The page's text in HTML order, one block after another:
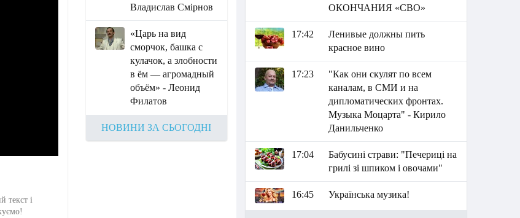
текст і
Владислав Смірнов
«Царь на вид
сморчок, башка с
кулачок, а злобности
в ём — агромадный
объём» - Леонид
Филатов
НОВИНИ ЗА СЬОГОДНІ
ОКОНЧАНИЯ «СВО»
17:42
Ленивые должны пить
красное вино
17:23
"Как они скулят по всем
каналам, в СМИ и на
дипломатических фронтах.
Музыка Моцарта" - Кирило
Данильченко
17:04
Бабусині страви: "Печериці на
грилі зі шпиком і овочами"
16:45 Українська музика!